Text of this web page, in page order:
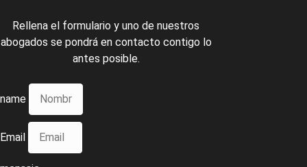
Rellena el formulario y uno de nuestros
abogados se pondrá en contacto contigo lo
antes posible.
name
Email